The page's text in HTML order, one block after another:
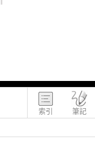
索引 筆記